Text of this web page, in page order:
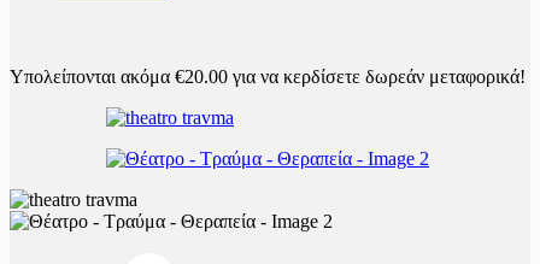
Υπολείπονται ακόμα €20.00 για να κερδίσετε δωρεάν μεταφορικά!